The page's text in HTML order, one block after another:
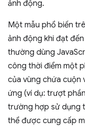
ảnh động.
Một mẫu phổ biến
ảnh động khi đạt
thường dùng
công thời điểm một
của vùng chứa cuộn
ứng (ví dụ: trượt
trường hợp sử dụng
thể được cung cấp